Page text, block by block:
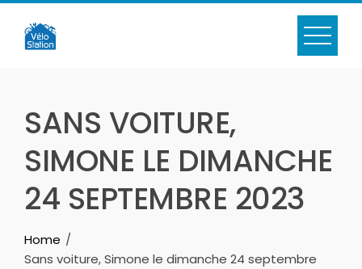
Skip
content
SANS VOITURE,
SIMONE LE DIMANCHE
24 SEPTEMBRE 2023
Home
Sans voiture, Simone le dimanche 24 septembre